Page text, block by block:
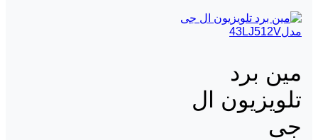
مین برد
تلویزیون ال
جی